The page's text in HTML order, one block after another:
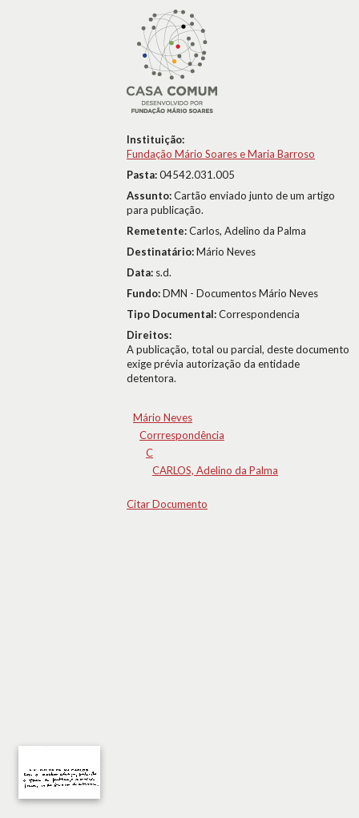
Instituição:
Fundação Mário Soares e Maria Barroso
Pasta:04542.031.005
Assunto:Cartão enviado junto de um artigo
para publicação.
Remetente:Carlos, Adelino da Palma
Destinatário:Mário Neves
Data: s.d.
Fundo:DMN - Documentos Mário Neves
Tipo Documental:Correspondencia
Direitos:
A publicação, total ou parcial, deste documento
exige prévia autorização da entidade
detentora.
Mário Neves
Corrrespondência
C
CARLOS, Adelino da Palma
Citar Documento